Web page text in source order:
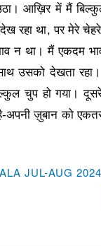
आख़िर में मैं
रहा था,पर मेरे
न था। मैं एकदम
उसको देखता
चुप हो गया।
ज़ुबान को
JUL-AUG 2024